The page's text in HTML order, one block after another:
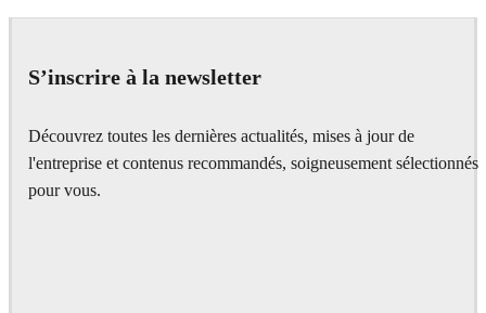
S’inscrire à la newsletter
Découvrez toutes les dernières actualités, mises à jour de
l'entreprise et contenus recommandés, soigneusement sélectionnés
pour vous.